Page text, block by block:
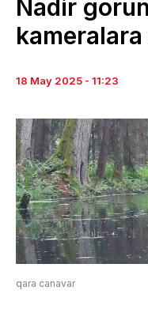
Nadir
18 May 2025 - 11:23
qara canavar